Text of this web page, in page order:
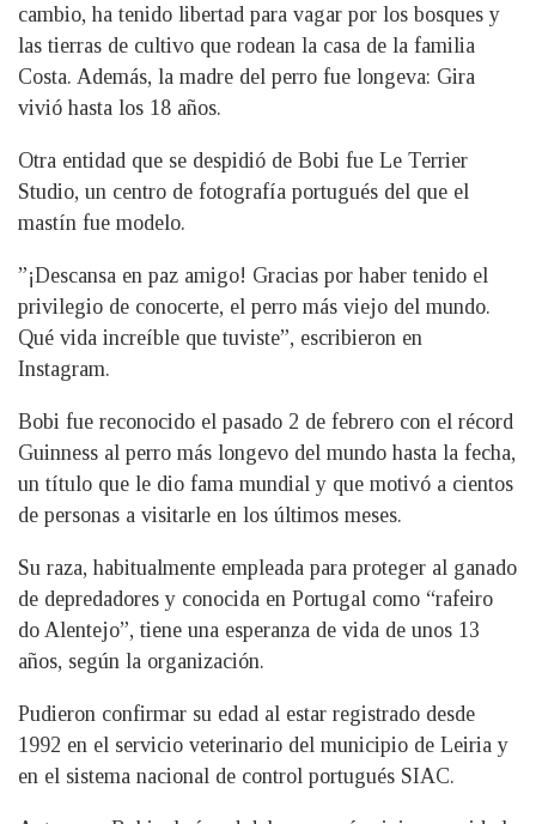
cambio, ha tenido libertad para vagar por los bosques y
las tierras de cultivo que rodean la casa de la familia
Costa. Además, la madre del perro fue longeva: Gira
vivió hasta los 18 años.
Otra entidad que se despidió de Bobi fue Le Terrier
Studio, un centro de fotografía portugués del que el
mastín fue modelo.
”¡Descansa en paz amigo! Gracias por haber tenido el
privilegio de conocerte, el perro más viejo del mundo.
Qué vida increíble que tuviste”, escribieron en
Instagram.
Bobi fue reconocido el pasado 2 de febrero con el récord
Guinness al perro más longevo del mundo hasta la fecha,
un título que le dio fama mundial y que motivó a cientos
de personas a visitarle en los últimos meses.
Su raza, habitualmente empleada para proteger al ganado
de depredadores y conocida en Portugal como “rafeiro
do Alentejo”, tiene una esperanza de vida de unos 13
años, según la organización.
Pudieron confirmar su edad al estar registrado desde
1992 en el servicio veterinario del municipio de Leiria y
en el sistema nacional de control portugués SIAC.